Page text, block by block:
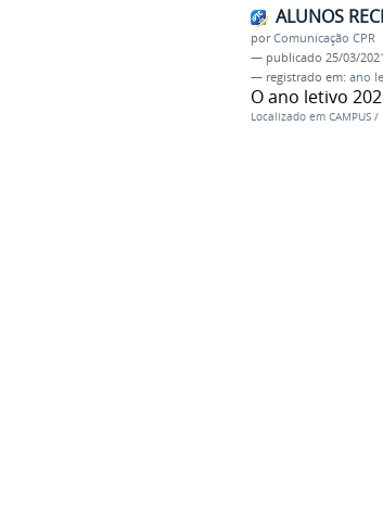
ALUNOS
porComunicação CPR
— publicado 25/03/2021
— registrado em: ano
O ano letivo
Localizado em CAMPUS /